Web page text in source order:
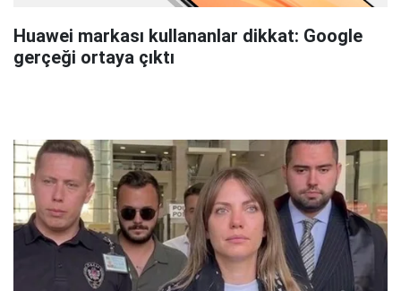
Huawei markası kullananlar dikkat: Google
gerçeği ortaya çıktı